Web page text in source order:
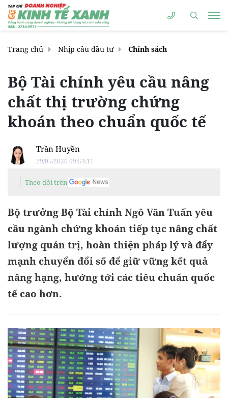
Trang chủ Nhịp cầu đầu tư Chính sách
Bộ Tài chính yêu cầu nâng
chất thị trường chứng
khoán theo chuẩn quốc tế
Trần Huyền
29/05/2026 09:53:11
Theo dõi trên
Bộ trưởng Bộ Tài chính Ngô Văn Tuấn yêu
cầu ngành chứng khoán tiếp tục nâng chất
lượng quản trị, hoàn thiện pháp lý và đẩy
mạnh chuyển đổi số để giữ vững kết quả
nâng hạng, hướng tới các tiêu chuẩn quốc
tế cao hơn.